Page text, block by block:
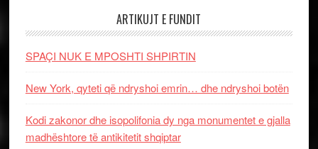
ARTIKUJT E FUNDIT
SPAÇI NUK E MPOSHTI SHPIRTIN
New York, qyteti që ndryshoi emrin… dhe ndryshoi botën
Kodi zakonor dhe isopolifonia dy nga monumentet e gjalla
madhështore të antikitetit shqiptar